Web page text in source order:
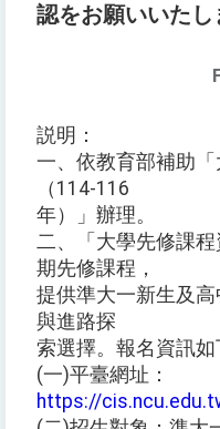
認をお願いいたし
説明：
一、依教育部補助
（114-116
年）」辦理。
二、「大學先修課
期先修課程，
提供準大一新生及
與進路探
索選擇。報名資訊如
(一)平臺網址：
https://